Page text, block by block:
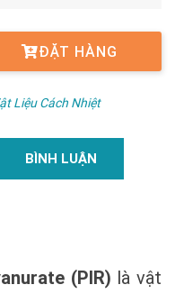
ĐẶT HÀNG
Liệu Cách Nhiệt
BÌNH LUẬN
(PIR) là vật